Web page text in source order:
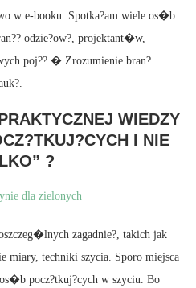
w e-booku. Spotka?am wiele os�b
odzie?ow?, projektant�w,
poj??.� Zrozumienie bran?
WIEDZY
I NIE
?
zagadnie?, takich jak
miary, techniki szycia. Sporo miejsca
pocz?tkuj?cych w szyciu. Bo